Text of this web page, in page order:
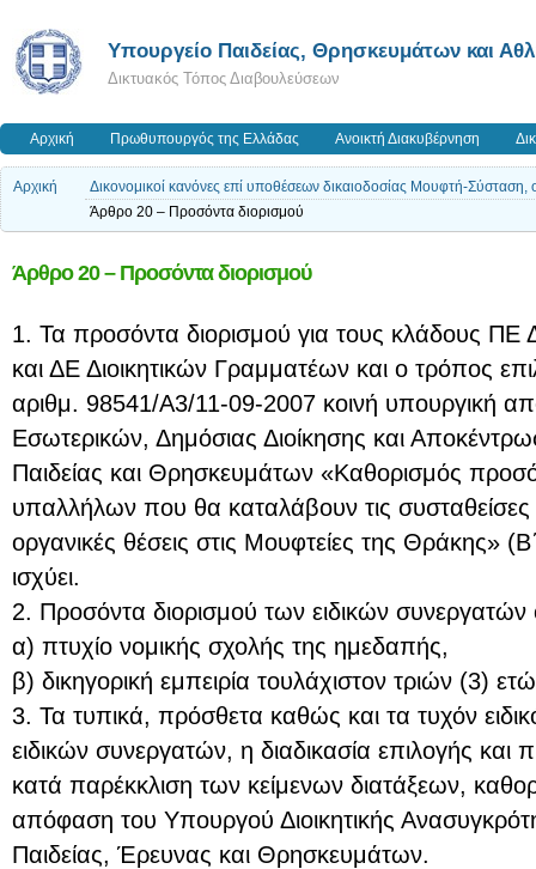
Υπουργείο Παιδείας, Θρησκευμάτων και
Δικτυακός Τόπος Διαβουλεύσεων
Αρχική Πρωθυπουργός της Ελλάδας Ανοικτή Διακυβέρνηση
Αρχική
Δικονομικοί κανόνες επί υποθέσεων δικαιοδοσίας Μουφτή-
Άρθρο 20 – Προσόντα διορισμού
Άρθρο 20 – Προσόντα διορισμού
1. Τα προσόντα διορισμού για τους κλάδους ΠΕ
και ΔΕ Διοικητικών Γραμματέων και ο τρόπος
αριθμ. 98541/Α3/11-09-2007 κοινή υπουργική
Εσωτερικών, Δημόσιας Διοίκησης και
Παιδείας και Θρησκευμάτων «Καθορισμός
υπαλλήλων που θα καταλάβουν τις
οργανικές θέσεις στις Μουφτείες της Θράκης»
ισχύει.
2. Προσόντα διορισμού των ειδικών συνεργατών
α) πτυχίο νομικής σχολής της ημεδαπής,
β) δικηγορική εμπειρία τουλάχιστον τριών (3)
3. Τα τυπικά, πρόσθετα καθώς και τα τυχόν
ειδικών συνεργατών, η διαδικασία επιλογής
κατά παρέκκλιση των κείμενων διατάξεων,
απόφαση του Υπουργού Διοικητικής
Παιδείας, Έρευνας και Θρησκευμάτων.